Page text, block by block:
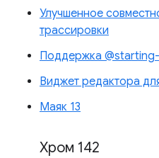
Улучшенное
трассировки
Поддержка
Виджет редактора
Маяк 13
Хром 142